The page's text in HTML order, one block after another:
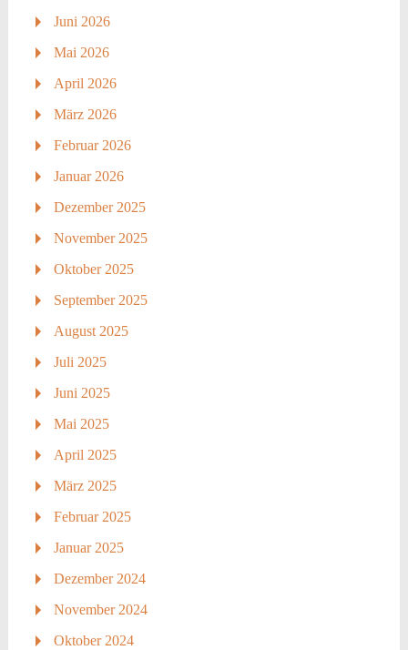
Juni 2026
Mai 2026
April 2026
März 2026
Februar 2026
Januar 2026
Dezember 2025
November 2025
Oktober 2025
September 2025
August 2025
Juli 2025
Juni 2025
Mai 2025
April 2025
März 2025
Februar 2025
Januar 2025
Dezember 2024
November 2024
Oktober 2024